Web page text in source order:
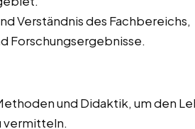
Verständnis des Fachbereichs,
Forschungsergebnisse.
und Didaktik, um den
vermitteln.